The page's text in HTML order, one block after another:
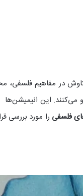
در مفاهیم فلسفی،
می‌کنند. این
فلسفی را مورد بررسی